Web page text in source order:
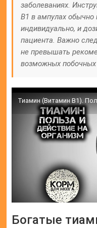
заболеваниях.
В1 в ампулах обычно
индивидуально, и
пациента. Важно
не превышать
возможных
Тиамин (Витамин B1).
Богатые